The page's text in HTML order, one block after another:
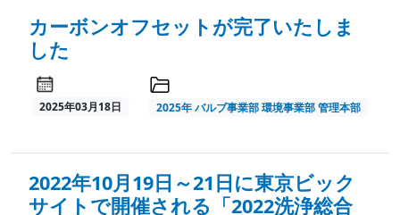
カーボンオフセットが完了いたしま
した
2025年03月18日 2025年バルブ事業部環境事業部管理本部
2022年10月19日～21日に東京ビック
サイトで開催される「2022洗浄総合